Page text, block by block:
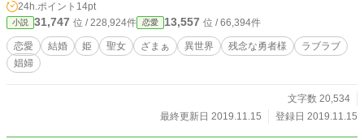
24h.ポイント 14pt
小説 31,747 位 / 228,924件 恋愛 13,557 位 / 66,394件
恋愛 結婚 姫 聖女 ざまぁ 異世界 残念な勇者様
ラブラブ
娼婦
文字数 20,534
最終更新日 2019.11.15
登録日 2019.11.15